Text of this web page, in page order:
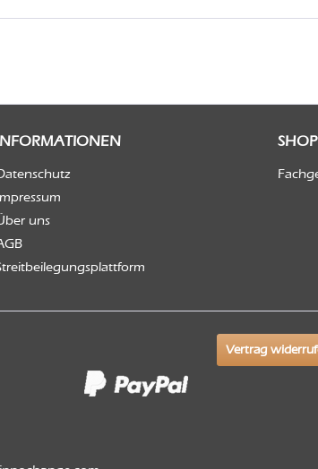
uns
Vertrag